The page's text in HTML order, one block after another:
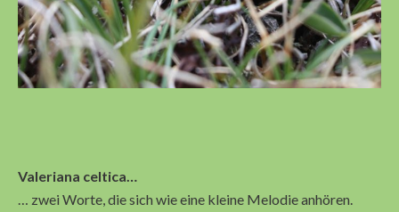
Valeriana celtica…
… zwei Worte, die sich wie eine kleine Melodie anhören.